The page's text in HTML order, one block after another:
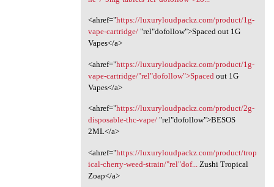
<ahref="https://luxuryloudpackz.com/product/1g-
vape-cartridge/‎"rel"dofollow">Spaced out 1G
Vapes</a>
<ahref="https://luxuryloudpackz.com/product/1g-
vape-cartridge/"rel"dofollow">Spaced out 1G
Vapes</a>
<ahref="https://luxuryloudpackz.com/product/2g-
disposable-thc-vape/‎"rel"dofollow">BESOS
2ML</a>
<ahref="https://luxuryloudpackz.com/product/trop
ical-cherry-weed-strain/"rel"dof...
Zushi Tropical
Zoap</a>